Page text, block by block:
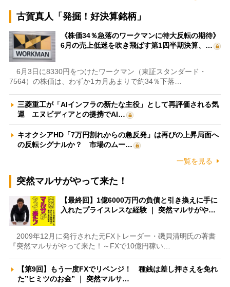
古賀真人「発掘！好決算銘柄」
《株価34％急落のワークマンに特大反転の期待》
6月の売上低迷を吹き飛ばす第1四半期決算、…
6月3日に8330円をつけたワークマン（東証スタンダード・
7564）の株価は、わずか1カ月あまりで約34％下落…
三菱重工が「AIインフラの新たな主役」として再評価される気
運 エヌビディアとの提携でAI…
キオクシアHD「7万円割れからの急反発」は再びの上昇局面へ
の反転シグナルか？ 市場のムー…
一覧を見る
突然マルサがやって来た！
【最終回】1億6000万円の負債と引き換えに手に
入れたプライスレスな経験 ｜ 突然マルサがや…
2009年12月に発行された元FXトレーダー・磯貝清明氏の著書
『突然マルサがやって来た！～FXで10億円稼い…
【第9回】もう一度FXでリベンジ！ 種銭は差し押さえを免れ
た”ヒミツのお金” ｜ 突然マルサ…